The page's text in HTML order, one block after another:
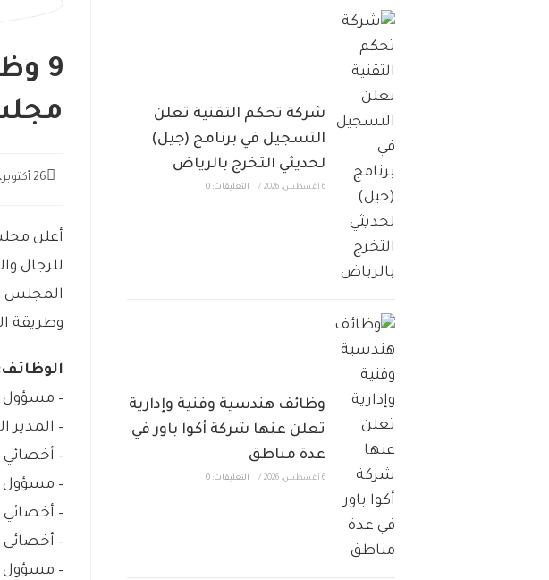
9
26 أكتوبر، 2025
أعلن
للرجال
المجلس
وطريقة
– مسؤول
– المدير
– أخصائي
– مسؤول
–
– أخصائي
– مسؤول
شركة تحكم التقنية تعلن
التسجيل في برنامج (جيل)
لحديثي التخرج بالرياض
6 أغسطس، 2026 / التعليقات: 0
وظائف هندسية وفنية وإدارية
تعلن عنها شركة أكوا باور في
عدة مناطق
6 أغسطس، 2026 / التعليقات: 0